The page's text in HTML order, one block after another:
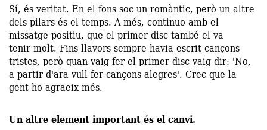
Sí, és veritat. En el fons soc un romàntic, però un altre
dels pilars és el temps. A més, continuo amb el
missatge positiu, que el primer disc també el va
tenir molt. Fins llavors sempre havia escrit cançons
tristes, però quan vaig fer el primer disc vaig dir: 'No,
a partir d'ara vull fer cançons alegres'. Crec que la
gent ho agraeix més.
Un altre element important és el canvi.